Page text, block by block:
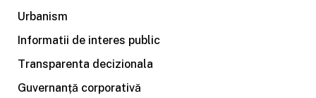
Urbanism
Informatii de interes public
Transparenta decizionala
Guvernanță corporativă